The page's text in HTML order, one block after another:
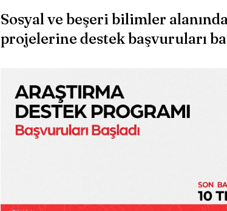
Sosyal ve beşeri bilimler
projelerine destek başvuruları